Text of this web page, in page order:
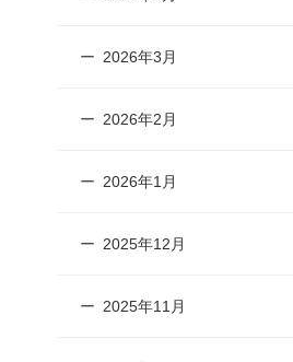
2026年3月
2026年2月
2026年1月
2025年12月
2025年11月